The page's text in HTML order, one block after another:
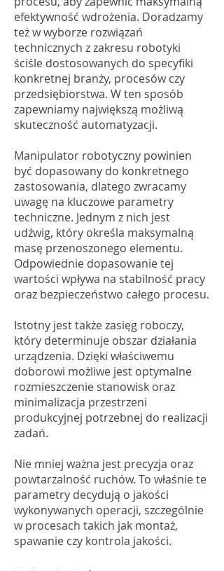
efektywność wdrożenia. Doradzamy
też w wyborze rozwiązań
technicznych z zakresu robotyki
ściśle dostosowanych do specyfiki
konkretnej branży, procesów czy
przedsiębiorstwa. W ten sposób
zapewniamy największą możliwą
skuteczność automatyzacji.
Manipulator robotyczny powinien
być dopasowany do konkretnego
zastosowania, dlatego zwracamy
uwagę na kluczowe parametry
techniczne. Jednym z nich jest
udźwig, który określa maksymalną
masę przenoszonego elementu.
Odpowiednie dopasowanie tej
wartości wpływa na stabilność pracy
oraz bezpieczeństwo całego procesu.
Istotny jest także zasięg roboczy,
który determinuje obszar działania
urządzenia. Dzięki właściwemu
doborowi możliwe jest optymalne
rozmieszczenie stanowisk oraz
minimalizacja przestrzeni
produkcyjnej potrzebnej do realizacji
zadań.
Nie mniej ważna jest precyzja oraz
powtarzalność ruchów. To właśnie te
parametry decydują o jakości
wykonywanych operacji, szczególnie
w procesach takich jak montaż,
spawanie czy kontrola jakości.